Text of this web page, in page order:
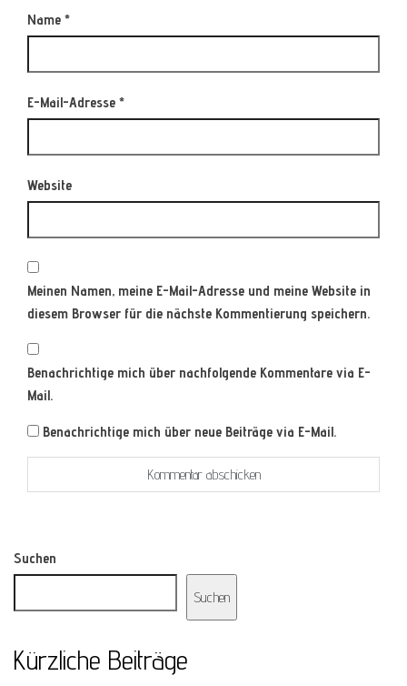
Name *
E-Mail-Adresse *
Website
Meinen Namen, meine E-Mail-Adresse und meine Website in
diesem Browser für die nächste Kommentierung speichern.
Benachrichtige mich über nachfolgende Kommentare via E-
Mail.
Benachrichtige mich über neue Beiträge via E-Mail.
Suchen
Suchen
Kürzliche Beiträge